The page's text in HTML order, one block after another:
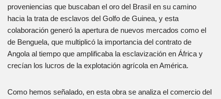
proveniencias que buscaban el oro del Brasil en su camino
hacia la trata de esclavos del Golfo de Guinea, y esta
colaboración generó la apertura de nuevos mercados como el
de Benguela, que multiplicó la importancia del contrato de
Angola al tiempo que amplificaba la esclavización en África y
crecían los lucros de la explotación agrícola en América.
Como hemos señalado, en esta obra se analiza el comercio del